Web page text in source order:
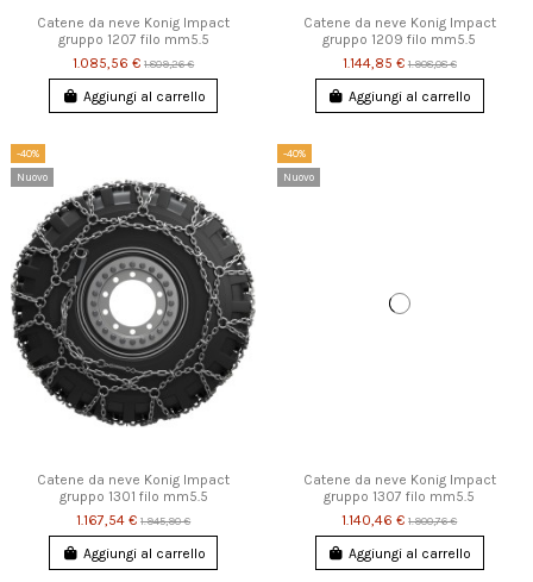
Catene da neve Konig Impact
gruppo 1207 filo mm5.5
1.085,56 €1.809,26 €
Aggiungi al carrello
Catene da neve Konig Impact
gruppo 1209 filo mm5.5
1.144,85 €1.908,08 €
Aggiungi al carrello
-40%
Nuovo
Catene da neve Konig Impact
gruppo 1301 filo mm5.5
1.167,54 €1.945,90 €
Aggiungi al carrello
-40%
Nuovo
Catene da neve Konig Impact
gruppo 1307 filo mm5.5
1.140,46 €1.900,76 €
Aggiungi al carrello